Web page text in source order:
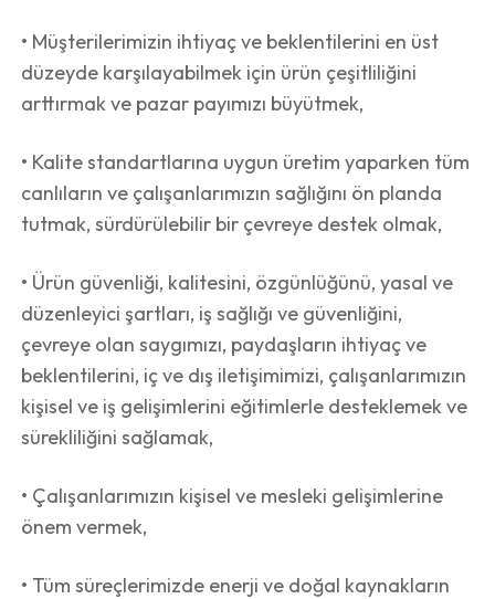
• Müşterilerimizin ihtiyaç ve beklentilerini en üst
düzeyde karşılayabilmek için ürün çeşitliliğini
arttırmak ve pazar payımızı büyütmek,
• Kalite standartlarına uygun üretim yaparken tüm
canlıların ve çalışanlarımızın sağlığını ön planda
tutmak, sürdürülebilir bir çevreye destek olmak,
• Ürün güvenliği, kalitesini, özgünlüğünü, yasal ve
düzenleyici şartları, iş sağlığı ve güvenliğini,
çevreye olan saygımızı, paydaşların ihtiyaç ve
beklentilerini, iç ve dış iletişimimizi, çalışanlarımızın
kişisel ve iş gelişimlerini eğitimlerle desteklemek ve
sürekliliğini sağlamak,
• Çalışanlarımızın kişisel ve mesleki gelişimlerine
önem vermek,
• Tüm süreçlerimizde enerji ve doğal kaynakların